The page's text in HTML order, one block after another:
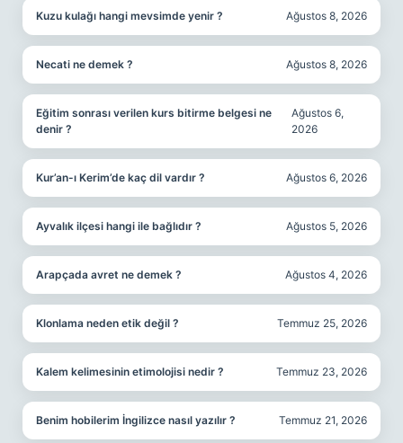
Kuzu kulağı hangi mevsimde yenir ? Ağustos 8, 2026
Necati ne demek ? Ağustos 8, 2026
Eğitim sonrası verilen kurs bitirme belgesi ne
denir ?
Ağustos 6,
2026
Kur’an-ı Kerim’de kaç dil vardır ? Ağustos 6, 2026
Ayvalık ilçesi hangi ile bağlıdır ? Ağustos 5, 2026
Arapçada avret ne demek ? Ağustos 4, 2026
Klonlama neden etik değil ? Temmuz 25, 2026
Kalem kelimesinin etimolojisi nedir ? Temmuz 23, 2026
Benim hobilerim İngilizce nasıl yazılır ? Temmuz 21, 2026